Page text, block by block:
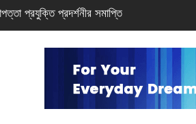
সিরিজ স্মার্টফোন